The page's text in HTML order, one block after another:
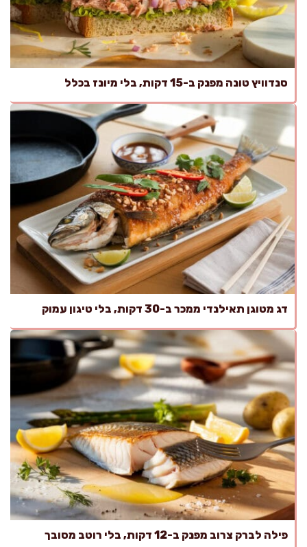
סנדוויץ טונה מפנק ב-15 דקות, בלי מיונז בכלל
דג מטוגן תאילנדי ממכר ב-30 דקות, בלי טיגון עמוק
פילה לברק צרוב מפנק ב-12 דקות, בלי רוטב מסובך